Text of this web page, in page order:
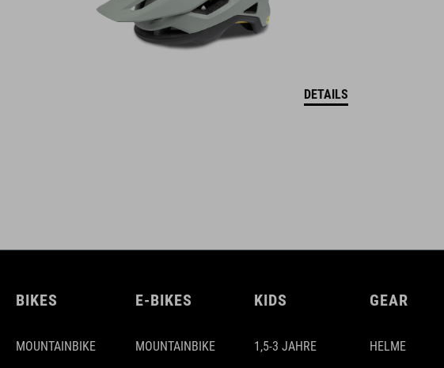
DETAILS
BIKES
MOUNTAINBIKE
E-BIKES
MOUNTAINBIKE
KIDS
1,5-3 JAHRE
GEAR
HELME